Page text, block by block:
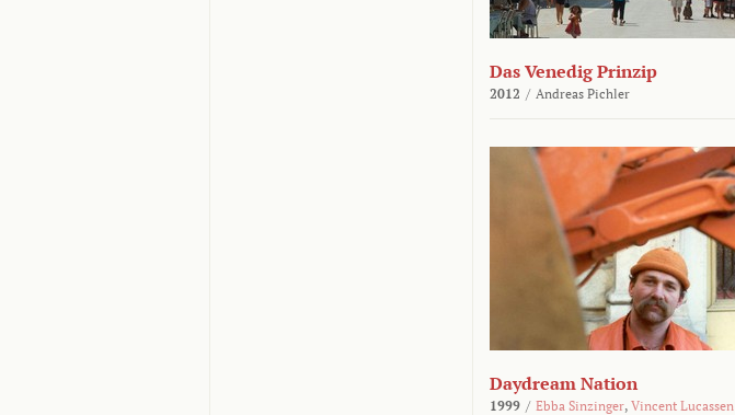
Das Venedig Prinzip
2012 / Andreas Pichler
Daydream Nation
1999 / Ebba Sinzinger, Vincent Lucassen